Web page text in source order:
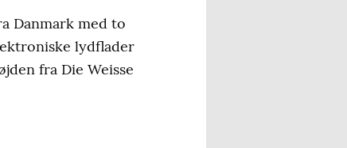
Danmark med to
lydflader
fra Die Weisse